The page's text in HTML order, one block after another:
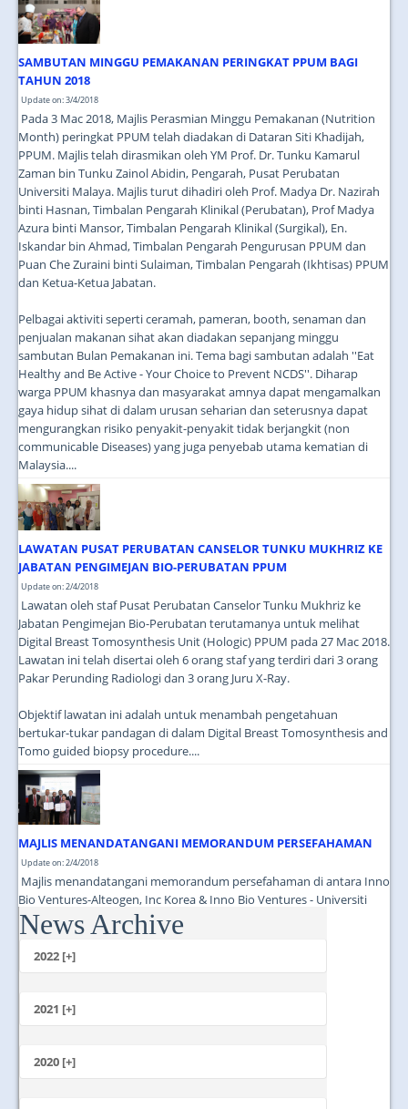
SAMBUTAN MINGGU PEMAKANAN PERINGKAT PPUM BAGI
TAHUN 2018
Update on: 3/4/2018
Pada 3 Mac 2018, Majlis Perasmian Minggu Pemakanan (Nutrition
Month) peringkat PPUM telah diadakan di Dataran Siti Khadijah,
PPUM. Majlis telah dirasmikan oleh YM Prof. Dr. Tunku Kamarul
Zaman bin Tunku Zainol Abidin, Pengarah, Pusat Perubatan
Universiti Malaya. Majlis turut dihadiri oleh Prof. Madya Dr. Nazirah
binti Hasnan, Timbalan Pengarah Klinikal (Perubatan), Prof Madya
Azura binti Mansor, Timbalan Pengarah Klinikal (Surgikal), En.
Iskandar bin Ahmad, Timbalan Pengarah Pengurusan PPUM dan
Puan Che Zuraini binti Sulaiman, Timbalan Pengarah (Ikhtisas) PPUM
dan Ketua-Ketua Jabatan.
Pelbagai aktiviti seperti ceramah, pameran, booth, senaman dan
penjualan makanan sihat akan diadakan sepanjang minggu
sambutan Bulan Pemakanan ini. Tema bagi sambutan adalah ''Eat
Healthy and Be Active - Your Choice to Prevent NCDS''. Diharap
warga PPUM khasnya dan masyarakat amnya dapat mengamalkan
gaya hidup sihat di dalam urusan seharian dan seterusnya dapat
mengurangkan risiko penyakit-penyakit tidak berjangkit (non
communicable Diseases) yang juga penyebab utama kematian di
Malaysia....
LAWATAN PUSAT PERUBATAN CANSELOR TUNKU MUKHRIZ KE
JABATAN PENGIMEJAN BIO-PERUBATAN PPUM
Update on: 2/4/2018
Lawatan oleh staf Pusat Perubatan Canselor Tunku Mukhriz ke
Jabatan Pengimejan Bio-Perubatan terutamanya untuk melihat
Digital Breast Tomosynthesis Unit (Hologic) PPUM pada 27 Mac 2018.
Lawatan ini telah disertai oleh 6 orang staf yang terdiri dari 3 orang
Pakar Perunding Radiologi dan 3 orang Juru X-Ray.
Objektif lawatan ini adalah untuk menambah pengetahuan
bertukar-tukar pandagan di dalam Digital Breast Tomosynthesis and
Tomo guided biopsy procedure....
MAJLIS MENANDATANGANI MEMORANDUM PERSEFAHAMAN
Update on: 2/4/2018
Majlis menandatangani memorandum persefahaman di antara Inno
Bio Ventures-Alteogen, Inc Korea & Inno Bio Ventures - Universiti
Malaya...
News Archive
2022 [+]
2021 [+]
October
July
2020 [+]